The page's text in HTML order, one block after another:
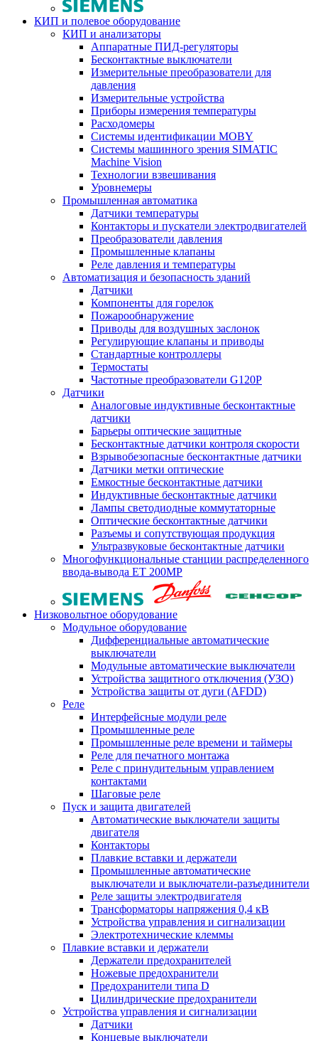
КИП и полевое оборудование
КИП и анализаторы
Аппаратные ПИД-регуляторы
Бесконтактные выключатели
Измерительные преобразователи для
давления
Измерительные устройства
Приборы измерения температуры
Расходомеры
Системы идентификации MOBY
Системы машинного зрения SIMATIC
Machine Vision
Технологии взвешивания
Уровнемеры
Промышленная автоматика
Датчики температуры
Контакторы и пускатели электродвигателей
Преобразователи давления
Промышленные клапаны
Реле давления и температуры
Автоматизация и безопасность зданий
Датчики
Компоненты для горелок
Пожарообнаружение
Приводы для воздушных заслонок
Регулирующие клапаны и приводы
Стандартные контроллеры
Термостаты
Частотные преобразователи G120P
Датчики
Аналоговые индуктивные бесконтактные
датчики
Барьеры оптические защитные
Бесконтактные датчики контроля скорости
Взрывобезопасные бесконтактные датчики
Датчики метки оптические
Емкостные бесконтактные датчики
Индуктивные бесконтактные датчики
Лампы светодиодные коммутаторные
Оптические бесконтактные датчики
Разъемы и сопутствующая продукция
Ультразвуковые бесконтактные датчики
Многофункциональные станции распределенного
ввода-вывода ET 200MP
Низковольтное оборудование
Модульное оборудование
Дифференциальные автоматические
выключатели
Модульные автоматические выключатели
Устройства защитного отключения (УЗО)
Устройства защиты от дуги (AFDD)
Реле
Интерфейсные модули реле
Промышленные реле
Промышленные реле времени и таймеры
Реле для печатного монтажа
Реле с принудительным управлением
контактами
Шаговые реле
Пуск и защита двигателей
Автоматические выключатели защиты
двигателя
Контакторы
Плавкие вставки и держатели
Промышленные автоматические
выключатели и выключатели-разъединители
Реле защиты электродвигателя
Трансформаторы напряжения 0,4 кВ
Устройства управления и сигнализации
Электротехнические клеммы
Плавкие вставки и держатели
Держатели предохранителей
Ножевые предохранители
Предохранители типа D
Цилиндрические предохранители
Устройства управления и сигнализации
Датчики
Концевые выключатели